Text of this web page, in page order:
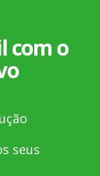
com o
seus